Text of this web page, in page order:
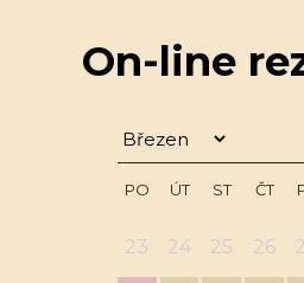
On-line
PO ÚT ST ČT
23 24 25 26